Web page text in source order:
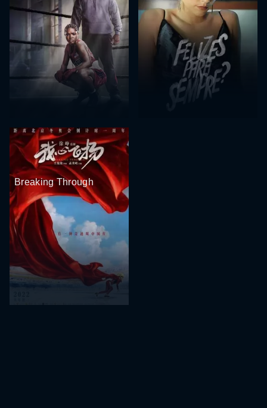
Breaking Through